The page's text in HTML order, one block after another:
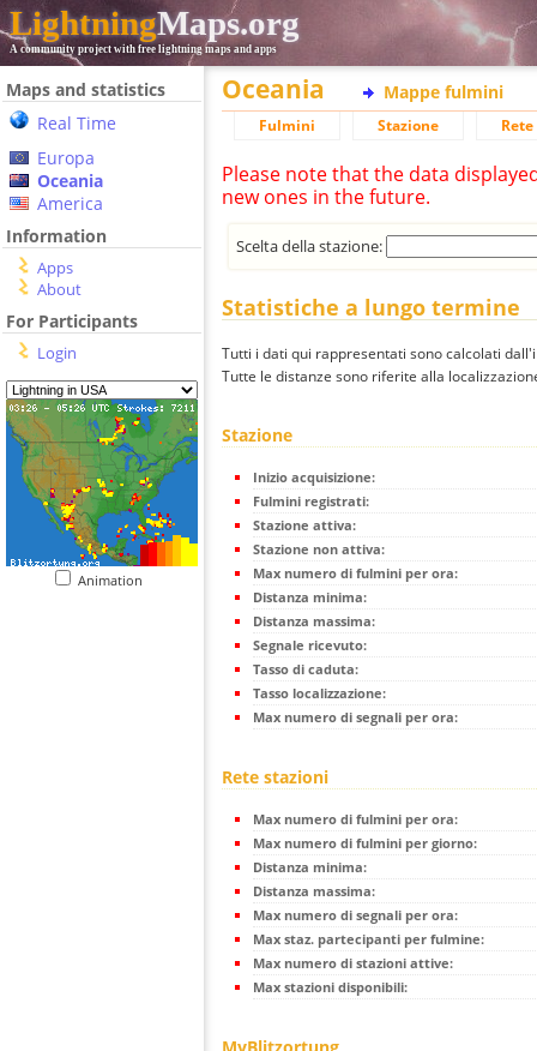
LightningMaps.org
A community project with free lightning maps and apps
Maps and statistics
Real Time
Europa
Oceania
America
Information
Apps
About
For Participants
Login
Animation
Oceania Mappe fulmini
Fulmini Stazione
Please note that the data
new ones in the future.
Scelta della stazione:
Statistiche a lungo termine
Tutti i dati qui rappresentati sono calcolati
Tutte le distanze sono riferite alla
Stazione
Inizio acquisizione:
Fulmini registrati:
Stazione attiva:
Stazione non attiva:
Max numero di fulmini per ora:
Distanza minima:
Distanza massima:
Segnale ricevuto:
Tasso di caduta:
Tasso localizzazione:
Max numero di segnali per ora:
Rete stazioni
Max numero di fulmini per ora:
Max numero di fulmini per giorno:
Distanza minima:
Distanza massima:
Max numero di segnali per ora:
Max staz. partecipanti per fulmine:
Max numero di stazioni attive:
Max stazioni disponibili: